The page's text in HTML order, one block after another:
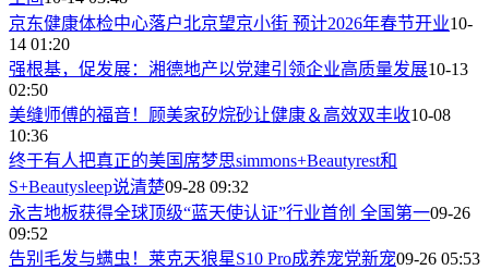
京东健康体检中心落户北京望京小街 预计2026年春节开业10-
14 01:20
强根基，促发展：湘德地产以党建引领企业高质量发展10-13
02:50
美缝师傅的福音！顾美家矽烷砂让健康＆高效双丰收10-08
10:36
终于有人把真正的美国席梦思simmons+Beautyrest和
S+Beautysleep说清楚09-28 09:32
永吉地板获得全球顶级“蓝天使认证”行业首创 全国第一09-26
09:52
告别毛发与螨虫！莱克天狼星S10 Pro成养宠党新宠09-26 05:53